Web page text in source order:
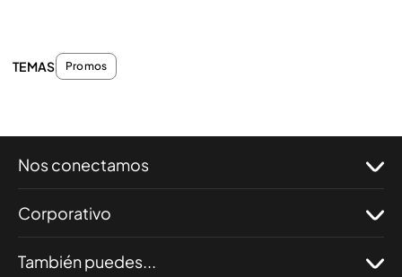
TEMAS Promos
Nos conectamos
Corporativo
También puedes...